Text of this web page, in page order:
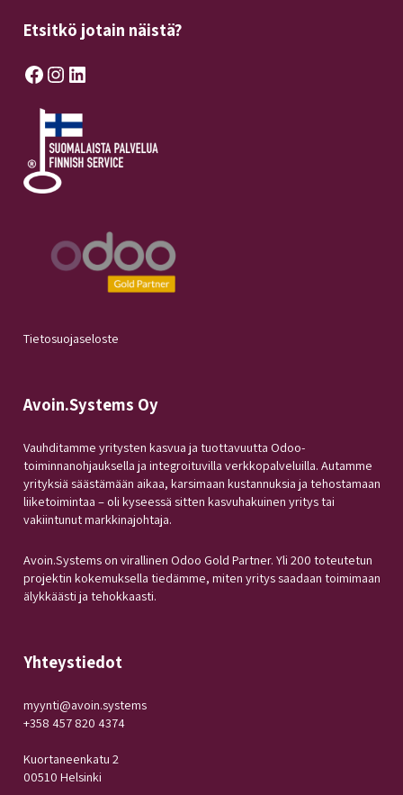
Etsitkö jotain näistä?
Facebook Instagram LinkedIn
Tietosuojaseloste
Avoin.Systems Oy
Vauhditamme yritysten kasvua ja tuottavuutta Odoo-
toiminnanohjauksella ja integroituvilla verkkopalveluilla. Autamme
yrityksiä säästämään aikaa, karsimaan kustannuksia ja tehostamaan
liiketoimintaa – oli kyseessä sitten kasvuhakuinen yritys tai
vakiintunut markkinajohtaja.
Avoin.Systems on virallinen Odoo Gold Partner. Yli 200 toteutetun
projektin kokemuksella tiedämme, miten yritys saadaan toimimaan
älykkäästi ja tehokkaasti.
Yhteystiedot
myynti@avoin.systems
+358 457 820 4374
Kuortaneenkatu 2
00510 Helsinki